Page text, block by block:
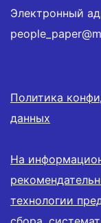
Электронный
Политика
данных
На
технологии